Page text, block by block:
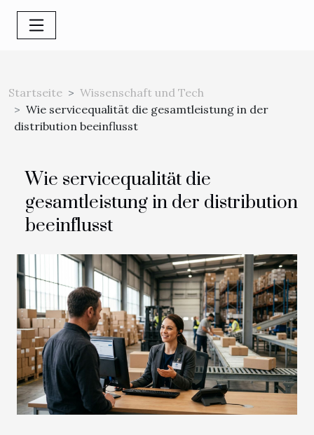
Startseite
Wissenschaft und Tech
Wie servicequalität die gesamtleistung in der
distribution beeinflusst
Wie servicequalität die
gesamtleistung in der distribution
beeinflusst